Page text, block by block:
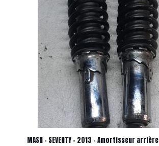
MASH – SEVENTY – 2013 – Amortisseur arrière